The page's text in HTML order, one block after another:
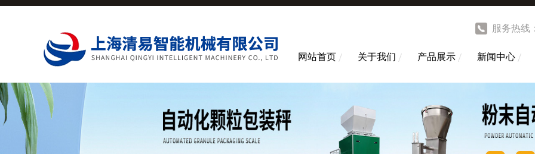
服务热线：
网站首页 关于我们 产品展示 新闻中心